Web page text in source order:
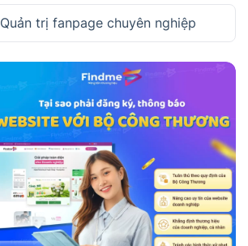
Quản trị fanpage chuyên nghiệp